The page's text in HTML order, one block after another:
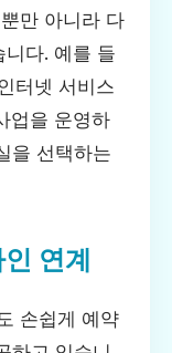
만 아니라 다
다. 예를 들
터넷 서비스
업을 운영하
을 선택하는
연계
손쉽게 예약